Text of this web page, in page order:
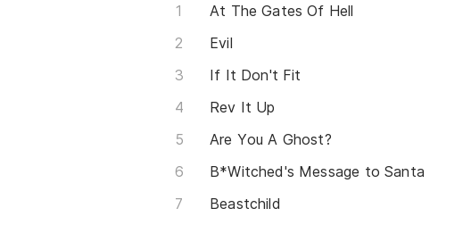
At The Gates Of Hell
Evil
If It Don't Fit
Rev It Up
Are You A Ghost?
B*Witched's Message to Santa
Beastchild